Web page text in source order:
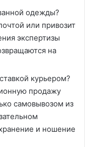
одежды?
или привозит
экспертизы
на
курьером?
продажу
самовывозом из
и ношение